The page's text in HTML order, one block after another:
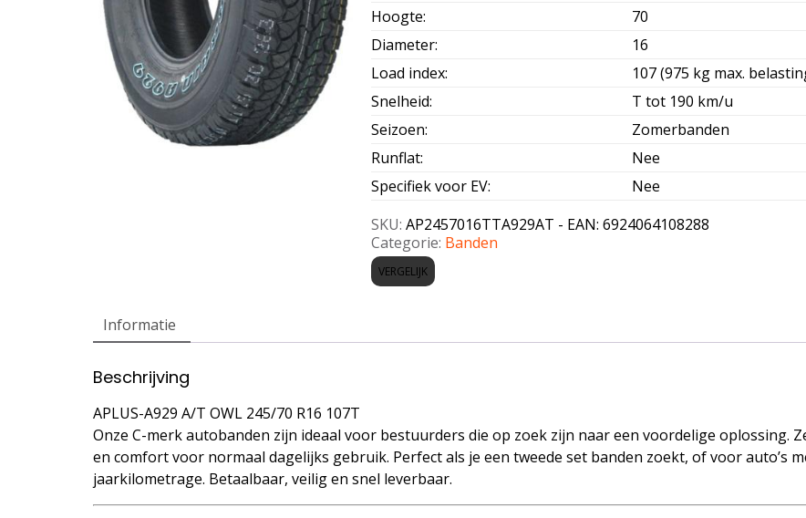
Hoogte:
70
Diameter:
16
Load index:
107 (975 kg max.
Snelheid:
T tot 190 km/u
Seizoen:
Zomerbanden
Runflat:
Nee
Specifiek voor EV:
Nee
SKU: AP2457016TTA929AT - EAN: 6924064108288
Categorie: Banden
VERGELIJK
Informatie
Beschrijving
APLUS-A929 A/T OWL 245/70 R16 107T
Onze C-merk autobanden zijn ideaal voor bestuurders die op zoek zijn naar een voordelige oplossing.
en comfort voor normaal dagelijks gebruik. Perfect als je een tweede set banden zoekt, of voor auto’s
jaarkilometrage. Betaalbaar, veilig en snel leverbaar.